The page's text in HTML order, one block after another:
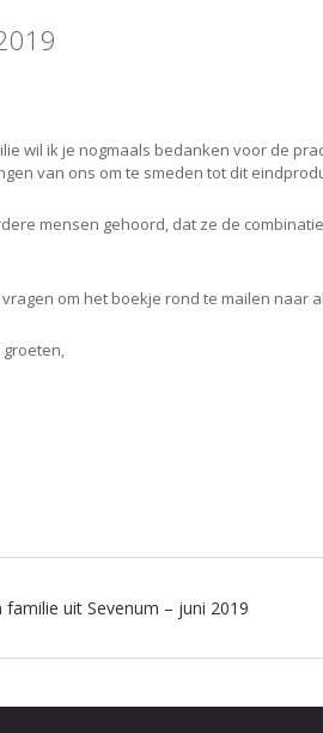
wil ik je nogmaals bedanken voor de
van ons om te smeden tot dit
mensen gehoord, dat ze de
om het boekje rond te mailen naar
familie uit Sevenum – juni 2019